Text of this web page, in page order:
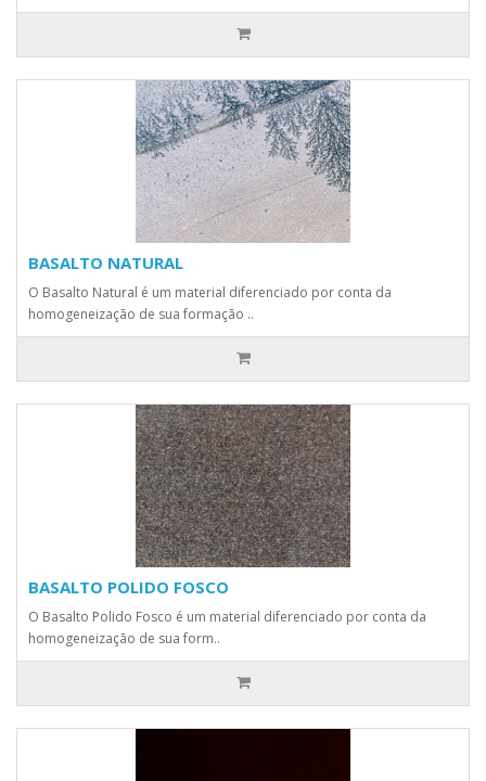
BASALTO NATURAL
O Basalto Natural é um material diferenciado por conta da
homogeneização de sua formação ..
BASALTO POLIDO FOSCO
O Basalto Polido Fosco é um material diferenciado por conta da
homogeneização de sua form..